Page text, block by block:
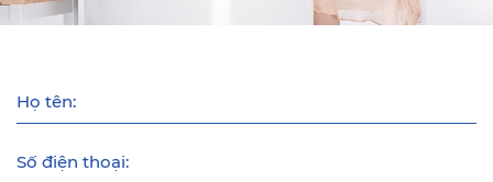
Họ tên:
Số điện thoại: